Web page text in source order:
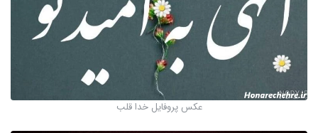
عکس پروفایل خدا قلب